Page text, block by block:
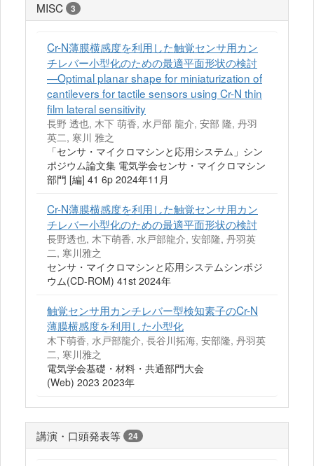
MISC 3
Cr-N薄膜横感度を利用した触覚センサ用カン
チレバー小型化のための最適平面形状の検討
—Optimal planar shape for miniaturization of
cantilevers for tactile sensors using Cr-N thin
film lateral sensitivity
長野 透也, 木下 萌香, 水戸部 龍介, 安部 隆, 丹羽
英二, 寒川 雅之
「センサ・マイクロマシンと応用システム」シン
ポジウム論文集 電気学会センサ・マイクロマシン
部門 [編] 41 6p 2024年11月
Cr-N薄膜横感度を利用した触覚センサ用カン
チレバー小型化のための最適平面形状の検討
長野透也, 木下萌香, 水戸部龍介, 安部隆, 丹羽英
二, 寒川雅之
センサ・マイクロマシンと応用システムシンポジ
ウム(CD-ROM) 41st 2024年
触覚センサ用カンチレバー型検知素子のCr-N
薄膜横感度を利用した小型化
木下萌香, 水戸部龍介, 長谷川拓海, 安部隆, 丹羽英
二, 寒川雅之
電気学会基礎・材料・共通部門大会
(Web) 2023 2023年
講演・口頭発表等 24